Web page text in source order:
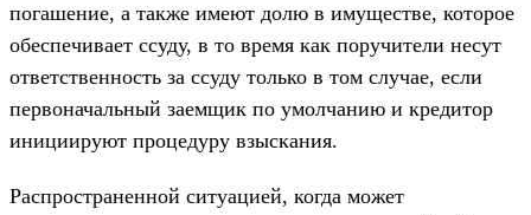
погашение, а также имеют долю в имуществе, которое
обеспечивает ссуду, в то время как поручители несут
ответственность за ссуду только в том случае, если
первоначальный заемщик по умолчанию и кредитор
инициируют процедуру взыскания.
Распространенной ситуацией, когда может